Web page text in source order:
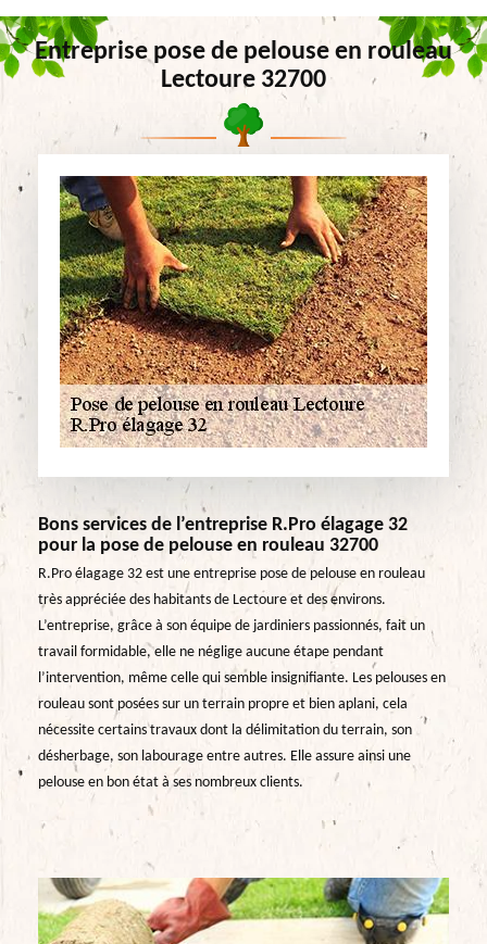
Entreprise pose de pelouse en rouleau
Lectoure 32700
Bons services de l’entreprise R.Pro élagage 32
pour la pose de pelouse en rouleau 32700
R.Pro élagage 32 est une entreprise pose de pelouse en rouleau
très appréciée des habitants de Lectoure et des environs.
L’entreprise, grâce à son équipe de jardiniers passionnés, fait un
travail formidable, elle ne néglige aucune étape pendant
l’intervention, même celle qui semble insignifiante. Les pelouses en
rouleau sont posées sur un terrain propre et bien aplani, cela
nécessite certains travaux dont la délimitation du terrain, son
désherbage, son labourage entre autres. Elle assure ainsi une
pelouse en bon état à ses nombreux clients.